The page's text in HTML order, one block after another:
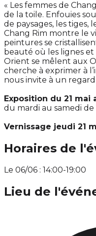
« Les femmes de
de la toile. Enfouies
de paysages, les tiges,
Chang Rim montre le
peintures se
beauté où les lignes
Orient se mêlent aux
cherche à exprimer à
nous invite à un
Exposition du 21 mai
du mardi au samedi de
Vernissage jeudi 21
Horaires de
Le 06/06 : 14:00-19:00
Lieu de